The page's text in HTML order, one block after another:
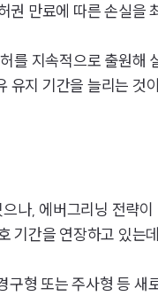
만료에 따른 손실을
지속적으로 출원해
유지 기간을 늘리는
, 에버그리닝 전략
기간을 연장하고 있는
형 또는 주사형 등 새